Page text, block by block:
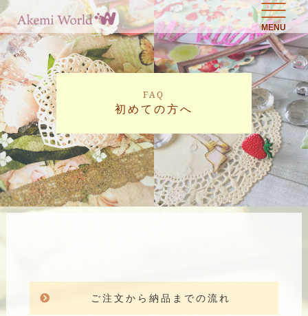
MENU
FAQ
初めての方へ
ご注文から納品までの流れ